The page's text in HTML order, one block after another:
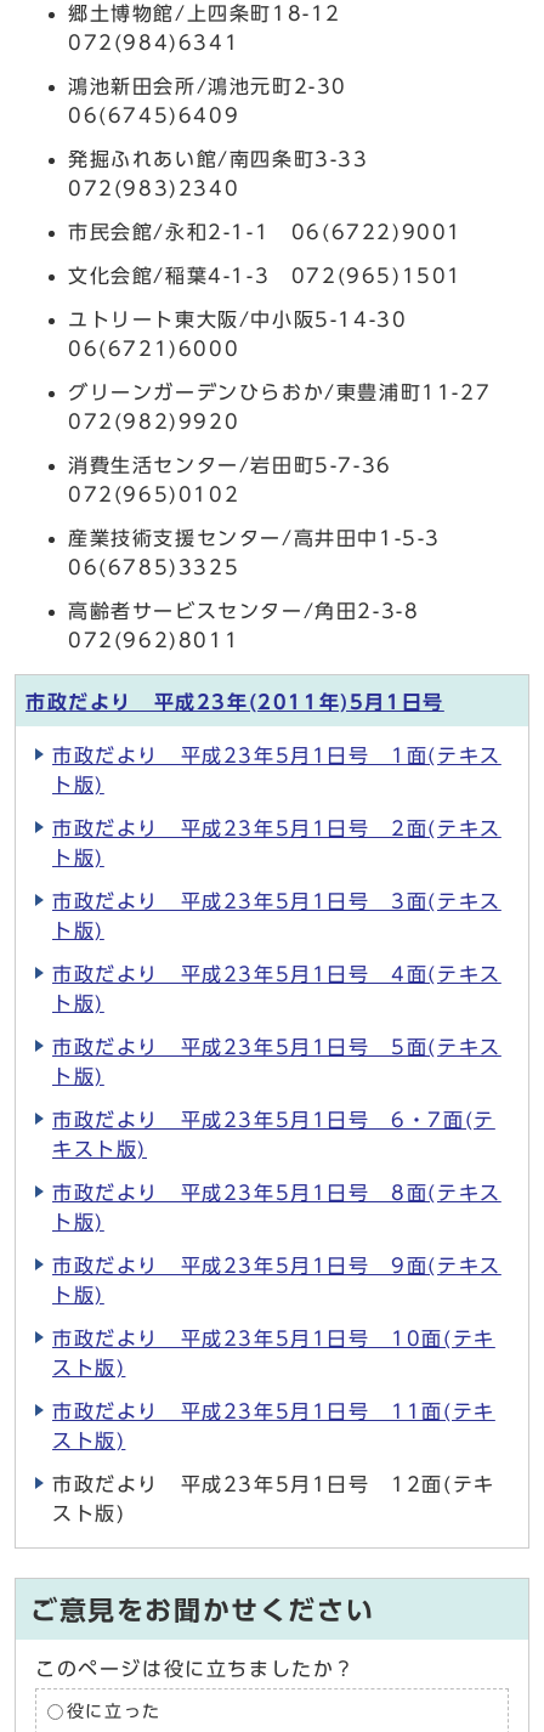
郷土博物館/上四条町18-12
072(984)6341
鴻池新田会所/鴻池元町2-30
06(6745)6409
発掘ふれあい館/南四条町3-33
072(983)2340
市民会館/永和2-1-1 06(6722)9001
文化会館/稲葉4-1-3 072(965)1501
ユトリート東大阪/中小阪5-14-30
06(6721)6000
グリーンガーデンひらおか/東豊浦町11-27
072(982)9920
消費生活センター/岩田町5-7-36
072(965)0102
産業技術支援センター/高井田中1-5-3
06(6785)3325
高齢者サービスセンター/角田2-3-8
072(962)8011
市政だより 平成23年(2011年)5月1日号
市政だより 平成23年5月1日号 1面(テキス
ト版)
市政だより 平成23年5月1日号 2面(テキス
ト版)
市政だより 平成23年5月1日号 3面(テキス
ト版)
市政だより 平成23年5月1日号 4面(テキス
ト版)
市政だより 平成23年5月1日号 5面(テキス
ト版)
市政だより 平成23年5月1日号 6・7面(テ
キスト版)
市政だより 平成23年5月1日号 8面(テキス
ト版)
市政だより 平成23年5月1日号 9面(テキス
ト版)
市政だより 平成23年5月1日号 10面(テキ
スト版)
市政だより 平成23年5月1日号 11面(テキ
スト版)
市政だより 平成23年5月1日号 12面(テキ
スト版)
ご意見をお聞かせください
このページは役に立ちましたか？
役に立った